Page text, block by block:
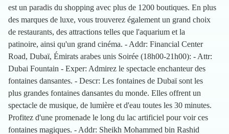
est un paradis du shopping avec plus de 1200 boutiques. En plus
des marques de luxe, vous trouverez également un grand choix
de restaurants, des attractions telles que l'aquarium et la
patinoire, ainsi qu'un grand cinéma. - Addr: Financial Center
Road, Dubaï, Émirats arabes unis Soirée (18h00-21h00): - Attr:
Dubai Fountain - Exper: Admirez le spectacle enchanteur des
fontaines dansantes. - Descr: Les fontaines de Dubaï sont les
plus grandes fontaines dansantes du monde. Elles offrent un
spectacle de musique, de lumière et d'eau toutes les 30 minutes.
Profitez d'une promenade le long du lac artificiel pour voir ces
fontaines magiques. - Addr: Sheikh Mohammed bin Rashid